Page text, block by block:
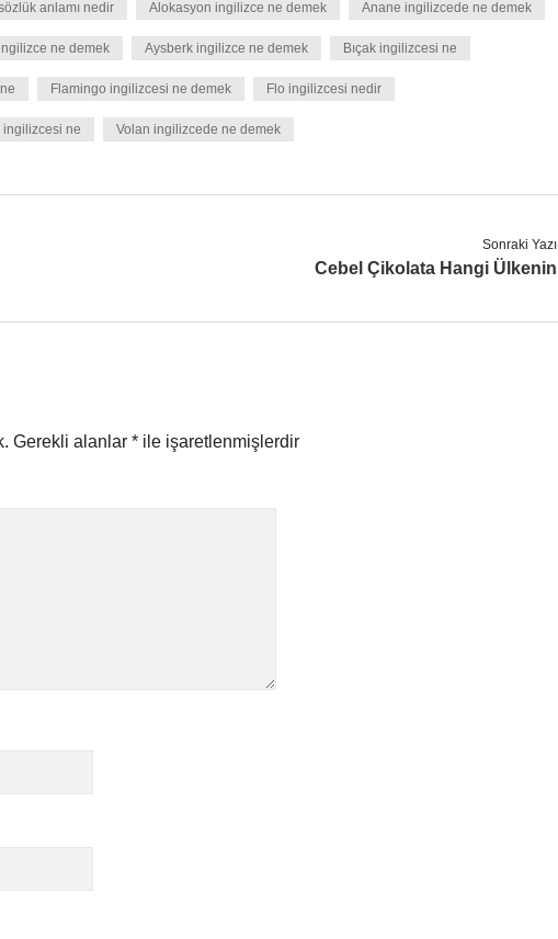
anlamı nedir Alokasyon ingilizce ne demek Anane ingilizcede ne demek
ne demek Aysberk ingilizce ne demek Bıçak ingilizcesi ne
Flamingo ingilizcesi ne demek Flo ingilizcesi nedir
ingilizcesi ne Volan ingilizcede ne demek
Sonraki Yazı
Cebel Çikolata Hangi Ülkenin
Gerekli alanlar * ile işaretlenmişlerdir